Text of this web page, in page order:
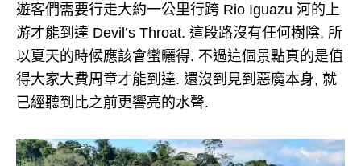
遊客們需要行走大約一公里行跨 Rio Iguazu 河的上
游才能到達 Devil’s Throat. 這段路沒有任何樹陰, 所
以夏天的時候應該會蠻曬得. 不過這個景點真的是值
得大家大費周章才能到達. 還沒到見到惡魔本身, 就
已經聽到比之前更響亮的水聲.